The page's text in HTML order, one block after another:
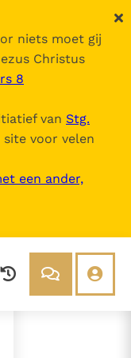
niets moet gij
Christus
8
van Stg.
voor velen
een ander,